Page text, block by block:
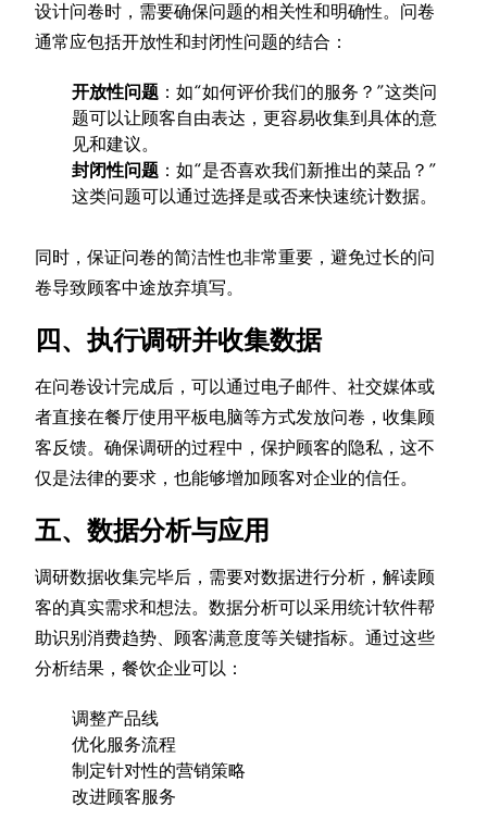
设计问卷时，需要确保问题的相关性和明确性。问卷
通常应包括开放性和封闭性问题的结合：
开放性问题 ：如“如何评价我们的服务？”这类问
题可以让顾客自由表达，更容易收集到具体的意
见和建议。
封闭性问题 ：如“是否喜欢我们新推出的菜品？”
这类问题可以通过选择是或否来快速统计数据。
同时，保证问卷的简洁性也非常重要，避免过长的问
卷导致顾客中途放弃填写。
四、执行调研并收集数据
在问卷设计完成后，可以通过电子邮件、社交媒体或
者直接在餐厅使用平板电脑等方式发放问卷，收集顾
客反馈。确保调研的过程中，保护顾客的隐私，这不
仅是法律的要求，也能够增加顾客对企业的信任。
五、数据分析与应用
调研数据收集完毕后，需要对数据进行分析，解读顾
客的真实需求和想法。数据分析可以采用统计软件帮
助识别消费趋势、顾客满意度等关键指标。通过这些
分析结果，餐饮企业可以：
调整产品线
优化服务流程
制定针对性的营销策略
改进顾客服务